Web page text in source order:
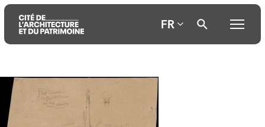
Aller
contenu
principal
Aller
menu
principal
Aller
recherche
FR